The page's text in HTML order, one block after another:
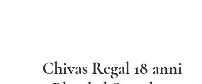
Chivas Regal 18 anni